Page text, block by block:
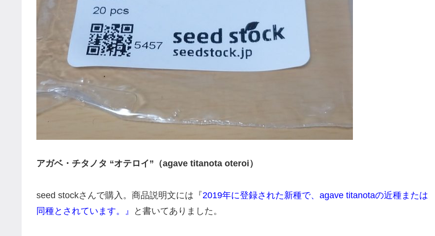
アガベ・チタノタ “オテロイ”（agave titanota oteroi）
seed stockさんで購入。商品説明文には『2019年に登録された新種で、agave titanotaの近種または
同種とされています。』
と書いてありました。